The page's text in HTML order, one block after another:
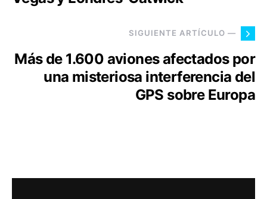
SIGUIENTE ARTÍCULO —
Más de 1.600 aviones afectados por
una misteriosa interferencia del
GPS sobre Europa